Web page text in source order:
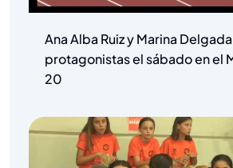
Ana Alba Ruiz y Marina Delgada
protagonistas el sábado en el
20